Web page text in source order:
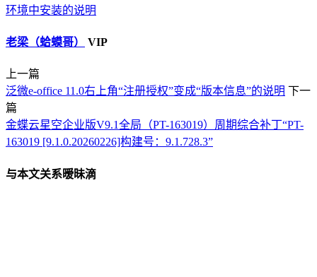
环境中安装的说明
老梁（蛤蟆哥） VIP
上一篇
泛微e-office 11.0右上角“注册授权”变成“版本信息”的说明 下一
篇
金蝶云星空企业版V9.1全局（PT-163019）周期综合补丁“PT-
163019 [9.1.0.20260226]构建号：9.1.728.3”
与本文关系暧昧滴